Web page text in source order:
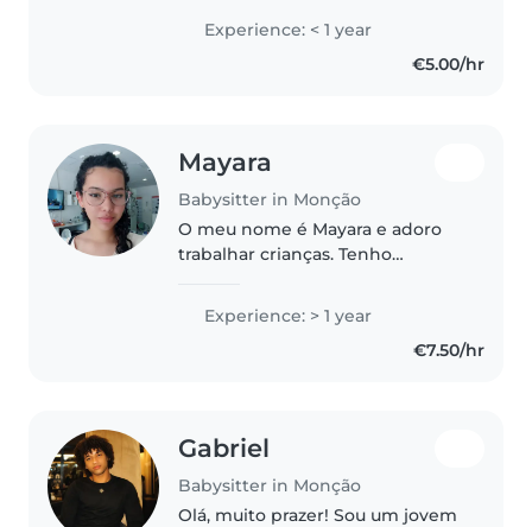
Experience: < 1 year
€5.00/hr
Mayara
Babysitter in Monção
O meu nome é Mayara e adoro
trabalhar crianças. Tenho
de diferentes idades, tendo já
tomado conta de várias crianças
Experience: > 1 year
€7.50/hr
Gabriel
Babysitter in Monção
Olá, muito prazer! Sou um jovem